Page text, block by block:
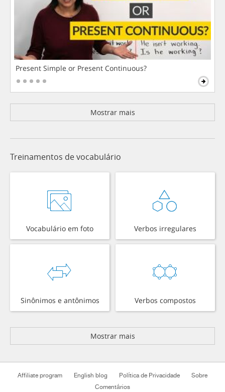
Present Simple or Present Continuous?
Mostrar mais
Treinamentos de vocabulário
Vocabulário em foto Verbos irregulares
Sinônimos e antônimos Verbos compostos
Mostrar mais
Affiliate program English blog Política de Privacidade
Sobre
Comentários